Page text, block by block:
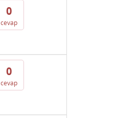
0
cevap
0
cevap